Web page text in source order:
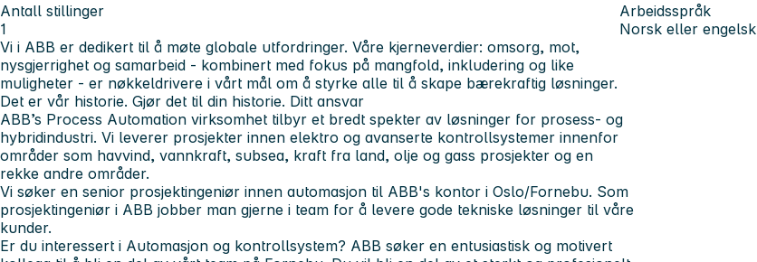
Antall stillinger
1
Arbeidsspråk
Norsk eller engelsk
Vi i ABB er dedikert til å møte globale utfordringer. Våre kjerneverdier: omsorg, mot,
nysgjerrighet og samarbeid - kombinert med fokus på mangfold, inkludering og like
muligheter - er nøkkeldrivere i vårt mål om å styrke alle til å skape bærekraftig løsninger.
Det er vår historie. Gjør det til din historie. Ditt ansvar
ABB’s Process Automation virksomhet tilbyr et bredt spekter av løsninger for prosess- og
hybridindustri. Vi leverer prosjekter innen elektro og avanserte kontrollsystemer innenfor
områder som havvind, vannkraft, subsea, kraft fra land, olje og gass prosjekter og en
rekke andre områder.
Vi søker en senior prosjektingeniør innen automasjon til ABB's kontor i Oslo/Fornebu. Som
prosjektingeniør i ABB jobber man gjerne i team for å levere gode tekniske løsninger til våre
kunder.
Er du interessert i Automasjon og kontrollsystem? ABB søker en entusiastisk og motivert